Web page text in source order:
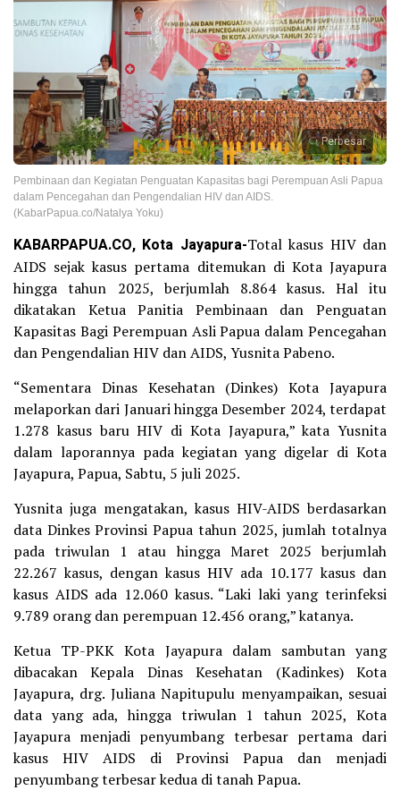
Perbesar
Pembinaan dan Kegiatan Penguatan Kapasitas bagi Perempuan Asli Papua
dalam Pencegahan dan Pengendalian HIV dan AIDS.
(KabarPapua.co/Natalya Yoku)
KABARPAPUA.CO, Kota Jayapura-Total kasus HIV dan
AIDS sejak kasus pertama ditemukan di Kota Jayapura
hingga tahun 2025, berjumlah 8.864 kasus. Hal itu
dikatakan Ketua Panitia Pembinaan dan Penguatan
Kapasitas Bagi Perempuan Asli Papua dalam Pencegahan
dan Pengendalian HIV dan AIDS, Yusnita Pabeno.
“Sementara Dinas Kesehatan (Dinkes) Kota Jayapura
melaporkan dari Januari hingga Desember 2024, terdapat
1.278 kasus baru HIV di Kota Jayapura,” kata Yusnita
dalam laporannya pada kegiatan yang digelar di Kota
Jayapura, Papua, Sabtu, 5 juli 2025.
Yusnita juga mengatakan, kasus HIV-AIDS berdasarkan
data Dinkes Provinsi Papua tahun 2025, jumlah totalnya
pada triwulan 1 atau hingga Maret 2025 berjumlah
22.267 kasus, dengan kasus HIV ada 10.177 kasus dan
kasus AIDS ada 12.060 kasus. “Laki laki yang terinfeksi
9.789 orang dan perempuan 12.456 orang,” katanya.
Ketua TP-PKK Kota Jayapura dalam sambutan yang
dibacakan Kepala Dinas Kesehatan (Kadinkes) Kota
Jayapura, drg. Juliana Napitupulu menyampaikan, sesuai
data yang ada, hingga triwulan 1 tahun 2025, Kota
Jayapura menjadi penyumbang terbesar pertama dari
kasus HIV AIDS di Provinsi Papua dan menjadi
penyumbang terbesar kedua di tanah Papua.